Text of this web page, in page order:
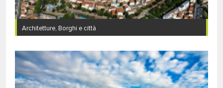
Architetture, Borghi e città